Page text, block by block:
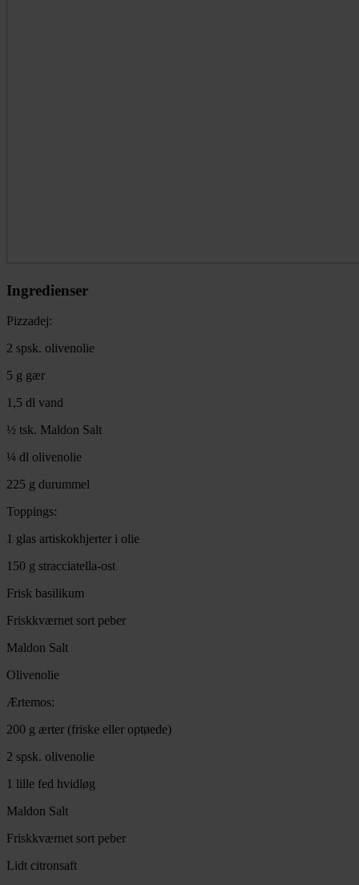
Ingredienser
Pizzadej:
2 spsk. olivenolie
5 g gær
1,5 dl vand
½ tsk. Maldon Salt
¼ dl olivenolie
225 g durummel
Toppings:
1 glas artiskokhjerter i olie
150 g stracciatella-ost
Frisk basilikum
Friskkværnet sort peber
Maldon Salt
Olivenolie
Ærtemos:
200 g ærter (friske eller optøede)
2 spsk. olivenolie
1 lille fed hvidløg
Maldon Salt
Friskkværnet sort peber
Lidt citronsaft